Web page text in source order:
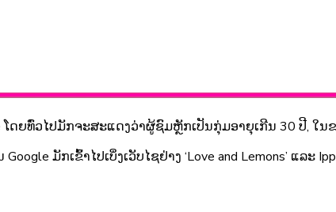
ດຍທົ່ວໄປມັກຈະສະແດງວ່າຜູ້ຊົມຫຼັກເປັນກຸ່ມອາຍຸເກີນ 30 ປີ, ໃ
ມັກເຂົ້າໄປເບິ່ງເວັບໄຊຢ່າງ ‘Love and Lemons’ ແ